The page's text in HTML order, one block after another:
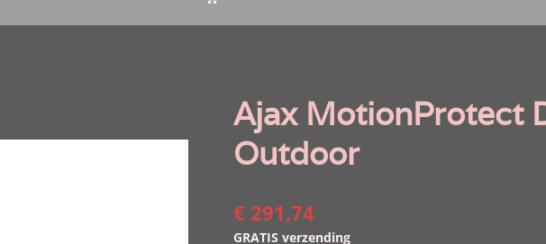
Ajax MotionProtect
Outdoor
€ 291,74
GRATIS verzending